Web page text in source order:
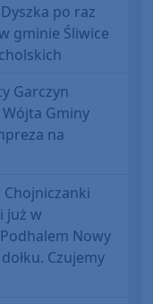
po raz
gminie Śliwice
Garczyn
Gminy
na
Chojniczanki
już w
Nowy
Czujemy